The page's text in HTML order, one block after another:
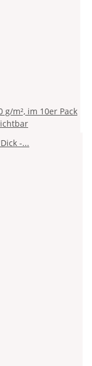
m², im 10er Pack